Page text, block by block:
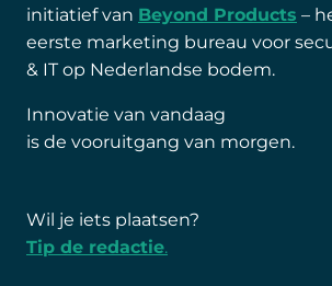
initiatief van Beyond Products –
eerste marketing bureau voor
& IT op Nederlandse bodem.
Innovatie van vandaag
is de vooruitgang van morgen.
Wil je iets plaatsen?
Tip de redactie.